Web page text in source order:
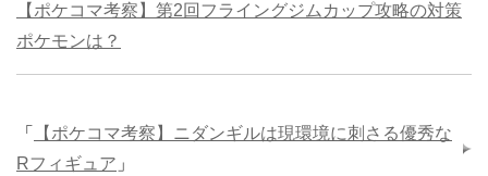
【ポケコマ考察】第2回フライングジムカップ攻略の対策
ポケモンは？
「
【ポケコマ考察】ニダンギルは現環境に刺さる優秀な
Rフィギュア 」